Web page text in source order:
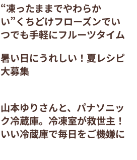
“凍ったままでやわらか
い”くちどけフローズンでい
つでも手軽にフルーツタイム
暑い日にうれしい！夏レシピ
大募集
山本ゆりさんと、パナソニッ
ク冷蔵庫。冷凍室が救世主！
いい冷蔵庫で毎日をご機嫌に